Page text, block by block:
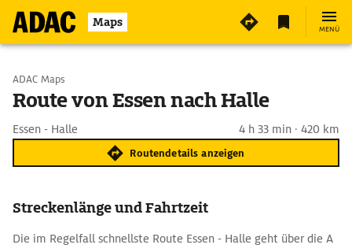
Maps MENÜ
Start wählen
ADAC Maps
Route von Essen nach Halle
Essen - Halle 4 h 33 min · 420 km
Routendetails anzeigen
Streckenlänge und Fahrtzeit
Die im Regelfall schnellste Route Essen - Halle geht über die A